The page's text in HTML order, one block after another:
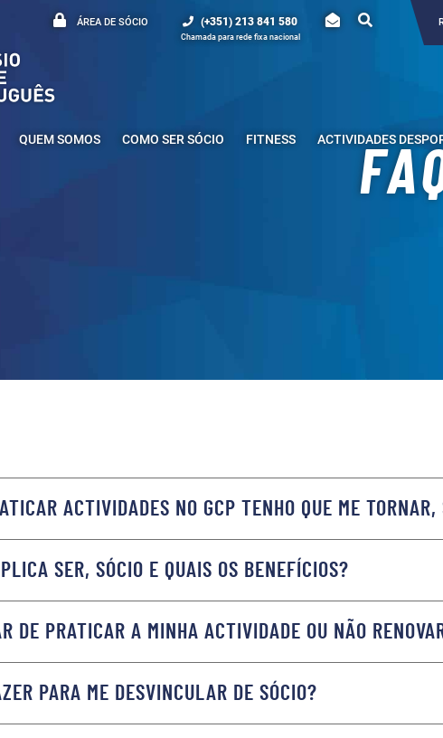
ÁREA DE SÓCIO (+351) 213 841 580
Chamada para rede fixa nacional
QUEM SOMOS COMO SER SÓCIO FITNESS ACTIVIDADES
ACTIVIDADES NO GCP TENHO QUE ME TORNAR,
SER, SÓCIO E QUAIS OS BENEFÍCIOS?
DE PRATICAR A MINHA ACTIVIDADE OU NÃO
PARA ME DESVINCULAR DE SÓCIO?